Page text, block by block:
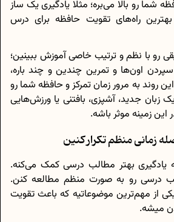
شما رو بالا می‌بره؛ مثلا یادگیری یک ساز
راه‌های تقویت حافظه برای درس
رو با نظم و ترتیب خاصی آموزش ببینین؛
اون‌ها و تمرین چندین و چند باره،
روند به مرور زمان تمرکز و حافظه شما رو
زبان جدید، آشپزی، بافتنی یا ورزش‌هایی
زمینه موثر باشه.
زمانی منظم تکرار کنین
یادگیری بهتر مطالب درسی کمک می‌کنه.
درسی رو به صورت منظم مطالعه کنن.
از مهم‌ترین موضوعاتیه که باعث تقویت
میشه.